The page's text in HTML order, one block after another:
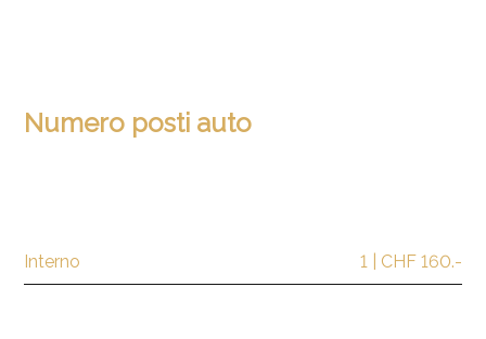
Numero posti auto
Interno 1 | CHF 160.-